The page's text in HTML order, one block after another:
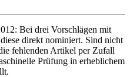
Bei drei Vorschlägen mit
direkt nominiert. Sind nicht
fehlenden Artikel per Zufall
Prüfung in erheblichem